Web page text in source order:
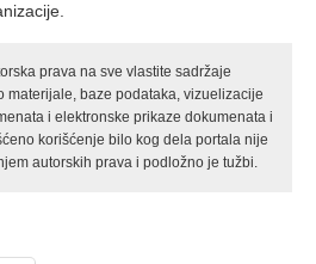
prava na sve vlastite sadržaje
materijale, baze podataka, vizuelizacije
i elektronske prikaze dokumenata i
korišćenje bilo kog dela portala nije
autorskih prava i podložno je tužbi.